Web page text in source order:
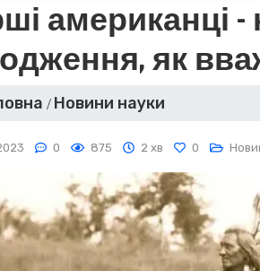
американці -
як
Новини науки
0 875 2 хв 0